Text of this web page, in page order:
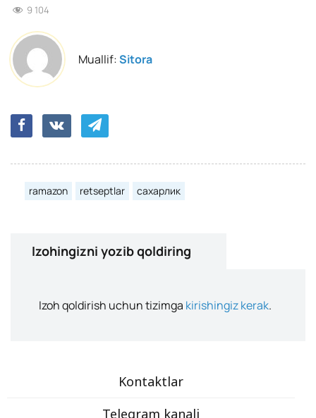
9 104
Muallif:Sitora
ramazon retseptlar сахарлик
Izohingizni yozib qoldiring
Izoh qoldirish uchun tizimga kirishingiz kerak.
Kontaktlar
Telegram kanali